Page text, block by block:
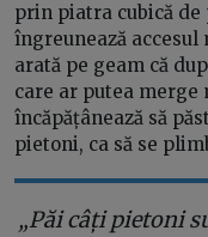
prin piatra cubică de
îngreunează
arată pe geam că
care ar putea
încăpățânează să
pietoni, ca să se
„Păi câți pietoni